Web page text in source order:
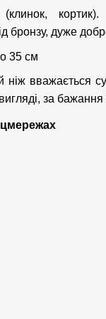
бронзу, дуже
35 см
ніж вважається
за